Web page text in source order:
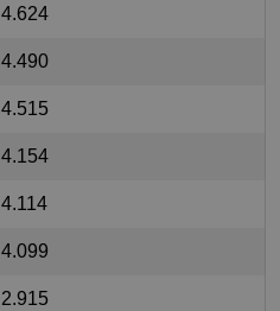
4.624
4.490
4.515
4.154
4.114
4.099
2.915